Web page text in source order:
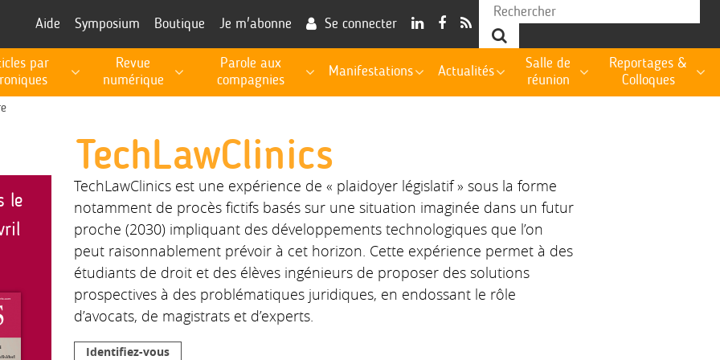
Aide Symposium Boutique Je m'abonne Se connecter
par
Revue
numérique
Parole aux
compagnies
Manifestations Actualités
Salle de
réunion
Reportages &
Colloques
TechLawClinics
le
TechLawClinics est une expérience de « plaidoyer législatif » sous la forme
notamment de procès fictifs basés sur une situation imaginée dans un futur
proche (2030) impliquant des développements technologiques que l’on
peut raisonnablement prévoir à cet horizon. Cette expérience permet à des
étudiants de droit et des élèves ingénieurs de proposer des solutions
prospectives à des problématiques juridiques, en endossant le rôle
d’avocats, de magistrats et d’experts.
Identifiez-vous